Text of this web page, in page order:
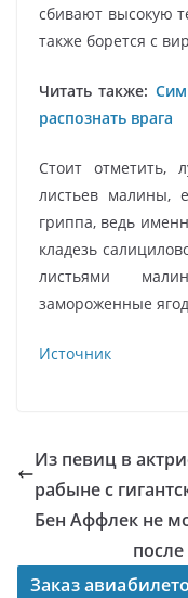
сбивают высокую
также борется с
Читать также:
распознать врага
Стоит отметить,
листьев малины,
гриппа, ведь
кладезь
листьями
замороженные
Источник
Из певиц в
рабыне с
Бен Аффлек не
Заказ